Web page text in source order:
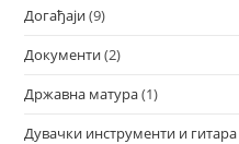
Догађаји(9)
Документи(2)
Државна матура(1)
Дувачки инструменти и гитара